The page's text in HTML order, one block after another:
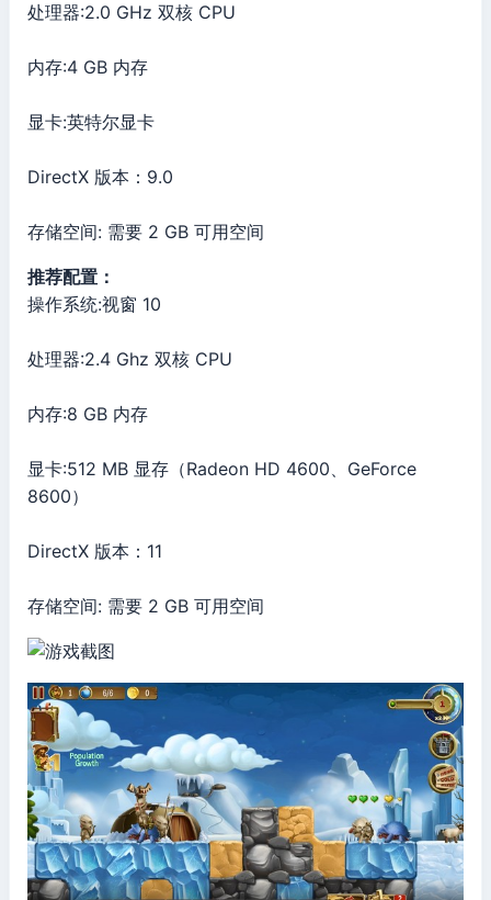
处理器:2.0 GHz 双核 CPU
内存:4 GB 内存
显卡:英特尔显卡
DirectX 版本：9.0
存储空间: 需要 2 GB 可用空间
推荐配置：
操作系统:视窗 10
处理器:2.4 Ghz 双核 CPU
内存:8 GB 内存
显卡:512 MB 显存（Radeon HD 4600、GeForce
8600）
DirectX 版本：11
存储空间: 需要 2 GB 可用空间